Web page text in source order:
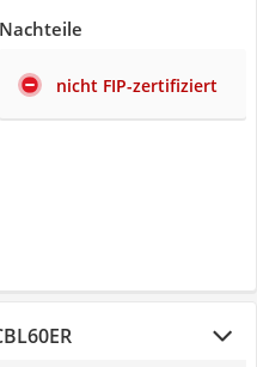
Nachteile
nicht FIP-zertifiziert